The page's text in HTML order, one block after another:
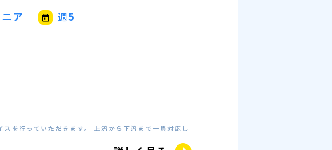
ア 週5
を行っていただきます。 上流から下流まで一貫対応し